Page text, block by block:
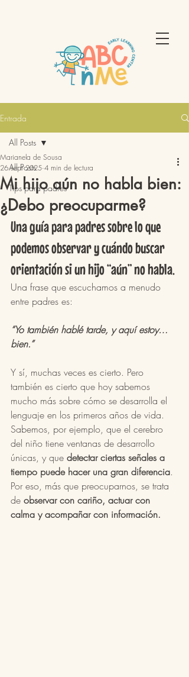
Entrada
All Posts
Tips para padres
All Posts
Mi hijo aún no habla bien:
¿Debo preocuparme?
Marianela de Sousa
26 sept 2025 4 min de lectura
Una guía para padres sobre lo que
podemos observar y cuándo buscar
orientación si un hijo “aún” no habla.
Una frase que escuchamos a menudo
entre padres es:
“Yo también hablé tarde, y aquí estoy…
bien.”
Y sí, muchas veces es cierto. Pero
también es cierto que hoy sabemos
mucho más sobre cómo se desarrolla el
lenguaje en los primeros años de vida.
Sabemos, por ejemplo, que el cerebro
del niño tiene ventanas de desarrollo
únicas, y que detectar ciertas señales a
tiempo puede hacer una gran diferencia.
Por eso, más que preocuparnos, se trata
de observar con cariño, actuar con
calma y acompañar con información.